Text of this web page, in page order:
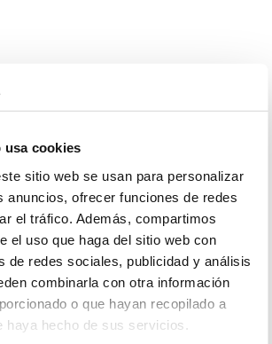
usa cookies
sitio web se usan para personalizar
anuncios, ofrecer funciones de redes
el tráfico. Además, compartimos
el uso que haga del sitio web con
de redes sociales, publicidad y análisis
combinarla con otra información
o que hayan recopilado a
haya hecho de sus servicios.